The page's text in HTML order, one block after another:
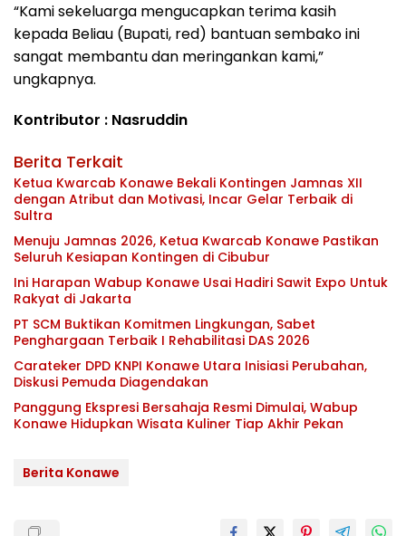
“Kami sekeluarga mengucapkan terima kasih
kepada Beliau (Bupati, red) bantuan sembako ini
sangat membantu dan meringankan kami,”
ungkapnya.
Kontributor : Nasruddin
Berita Terkait
Ketua Kwarcab Konawe Bekali Kontingen Jamnas XII
dengan Atribut dan Motivasi, Incar Gelar Terbaik di
Sultra
Menuju Jamnas 2026, Ketua Kwarcab Konawe Pastikan
Seluruh Kesiapan Kontingen di Cibubur
Ini Harapan Wabup Konawe Usai Hadiri Sawit Expo Untuk
Rakyat di Jakarta
PT SCM Buktikan Komitmen Lingkungan, Sabet
Penghargaan Terbaik I Rehabilitasi DAS 2026
Carateker DPD KNPI Konawe Utara Inisiasi Perubahan,
Diskusi Pemuda Diagendakan
Panggung Ekspresi Bersahaja Resmi Dimulai, Wabup
Konawe Hidupkan Wisata Kuliner Tiap Akhir Pekan
Berita Konawe